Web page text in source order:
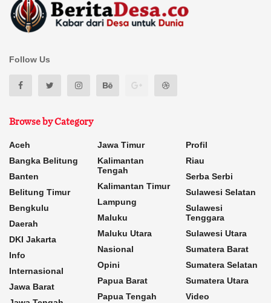
Follow Us
Browse by Category
Aceh
Bangka Belitung
Banten
Belitung Timur
Bengkulu
Daerah
DKI Jakarta
Info
Internasional
Jawa Barat
Jawa Timur
Kalimantan
Tengah
Kalimantan Timur
Lampung
Maluku
Maluku Utara
Nasional
Opini
Papua Barat
Papua Tengah
Profil
Riau
Serba Serbi
Sulawesi Selatan
Sulawesi
Tenggara
Sulawesi Utara
Sumatera Barat
Sumatera Selatan
Sumatera Utara
Video